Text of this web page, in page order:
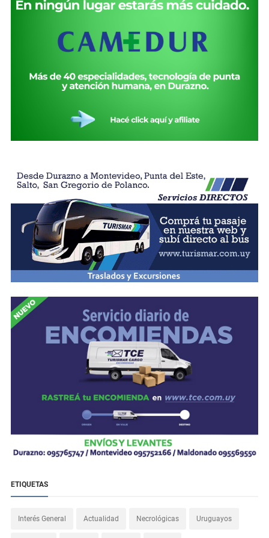
ETIQUETAS
Interés General Actualidad Necrológicas Uruguayos